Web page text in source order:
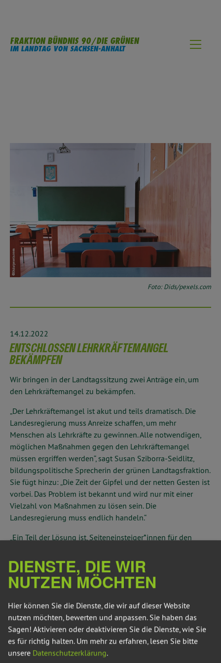
FRAKTION BÜNDNIS 90/DIE GRÜNEN
IM LANDTAG VON SACHSEN-ANHALT
Foto: Dids/pexels.com
14.12.2022
ENTSCHLOSSEN LEHRKRÄFTEMANGEL
BEKÄMPFEN
Wir bringen in der Landtagssitzung zwei Anträge ein, um
den Lehrkräftemangel zu bekämpfen.
„Der Lehrkräftemangel ist akut und teils dramatisch. Die
Landesregierung muss Anreize schaffen, um mehr
Menschen als Lehrkräfte zu gewinnen. Alle notwendigen,
möglichen Maßnahmen gegen den Lehrkräftemangel
müssen ergriffen werden“, sagt Susan Sziborra-Seidlitz,
bildungspolitische Sprecherin der grünen Landtagsfraktion.
Sie fügt hinzu: „Die Zeit der Gipfel und der netten Gesten ist
vorbei. Das Problem ist bekannt und wird nur mit einer
Vielzahl von Maßnahmen zu lösen sein. Die
Landesregierung muss endlich handeln.“
„Ein Teil der Lösung ist, Seiteneinsteiger*innen für den
Seiteneinstieg ins Lehramt müssen verbessert und damit
attraktiver werden. Bisher haben viele Interessenten keine
Möglichkeit, Lehrerin oder Lehrer zu werden, zum Beispiel
deswegen, dass ermöglicht wird, sich für den Lehrberuf
durch berufsbegleitende universitäre Weiterbildung zu
qualifizieren. Seiteneinsteiger*innen sollen außerdem nach
fünf Jahren im Schuldienst gleich wie andere Lehrkräfte
verdienen können“, erklärt Sziborra-Seidlitz.
DIENSTE, DIE WIR
NUTZEN MÖCHTEN
Hier können Sie die Dienste, die wir auf dieser Website
nutzen möchten, bewerten und anpassen. Sie haben das
Sagen! Aktivieren oder deaktivieren Sie die Dienste, wie Sie
es für richtig halten. Um mehr zu erfahren, lesen Sie bitte
unsere Datenschutzerklärung.